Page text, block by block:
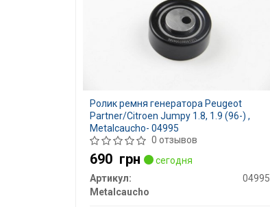
Ролик ремня генератора Peugeot
Partner/Citroen Jumpy 1.8, 1.9 (96-) ,
Metalcaucho- 04995
0 отзывов
690 грн
сегодня
Артикул:
04995
Metalcaucho